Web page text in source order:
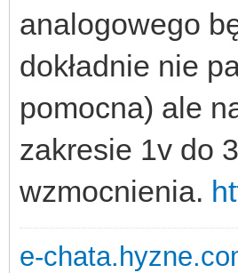
analogowego
dokładnie nie
pomocna) ale
zakresie 1v do
wzmocnienia.
e-